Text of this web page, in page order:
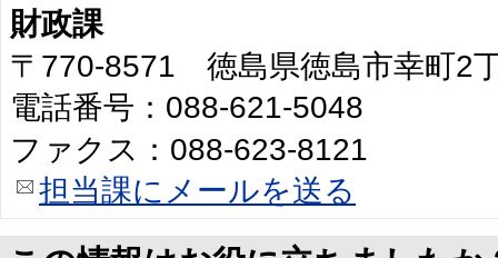
財政課
〒770-8571 徳島県徳島市幸町2
電話番号：088-621-5048
ファクス：088-623-8121
担当課にメールを送る